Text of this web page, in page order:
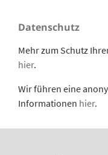
Datenschutz
Mehr zum Schutz
hier.
Wir führen eine
Informationen hier.